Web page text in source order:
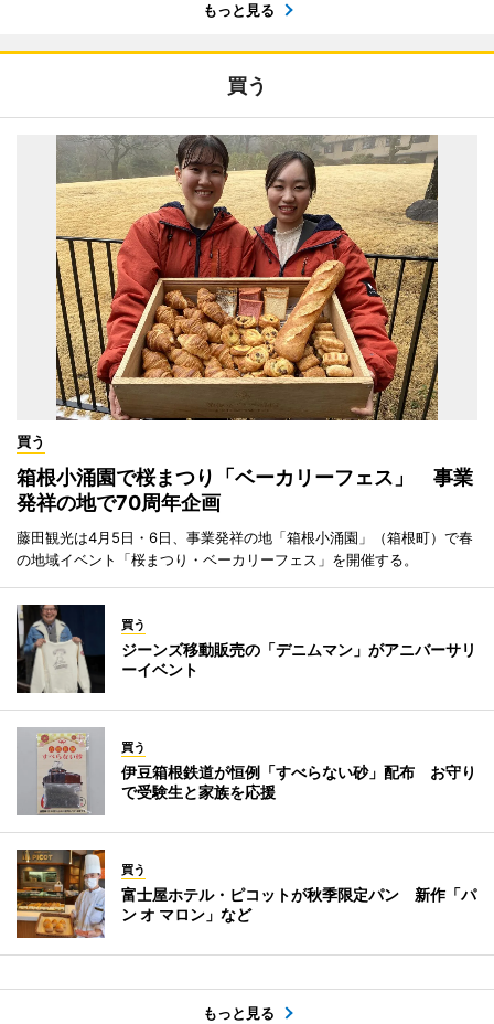
もっと見る
買う
買う
箱根小涌園で桜まつり「ベーカリーフェス」 事業
発祥の地で70周年企画
藤田観光は4月5日・6日、事業発祥の地「箱根小涌園」（箱根町）で春
の地域イベント「桜まつり・ベーカリーフェス」を開催する。
買う
ジーンズ移動販売の「デニムマン」がアニバーサリ
ーイベント
買う
伊豆箱根鉄道が恒例「すべらない砂」配布 お守り
で受験生と家族を応援
買う
富士屋ホテル・ピコットが秋季限定パン 新作「パ
ン オ マロン」など
もっと見る